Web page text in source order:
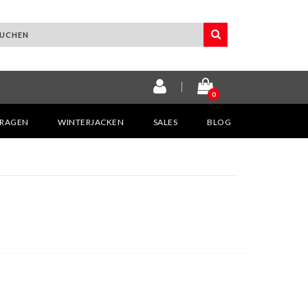
0
WINTERJACKEN SALES BLOG